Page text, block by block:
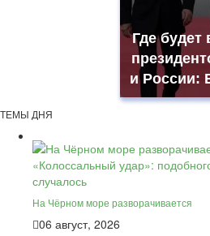
Где будет
и России:
ТЕМЫ ДНЯ
На Чёрном море разворачивается
06 август, 2026